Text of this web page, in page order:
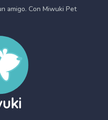
amigo. Con Miwuki Pet